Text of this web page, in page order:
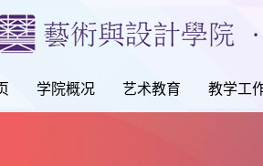
学院概况 艺术教育 教学工